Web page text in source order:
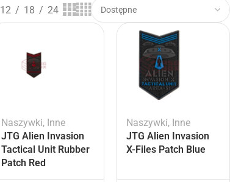
12 18 24
Naszywki, Inne
JTG Alien Invasion
Tactical Unit Rubber
Patch Red
Naszywki, Inne
JTG Alien Invasion
X-Files Patch Blue